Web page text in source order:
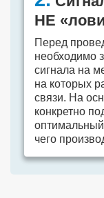
НЕ
Перед
необходимо
сигнала на
на которых
связи. На
конкретно
чего